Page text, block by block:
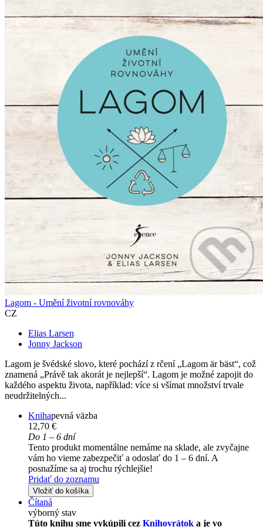
Lagom - Umění životní rovnováhy
CZ
Elias Larsen
Jonny Jackson
Lagom je švédské slovo, které pochází z rčení „Lagom är bäst“, což
znamená „Právě tak akorát je nejlepší“. Lagom je možné zapojit do
každého aspektu života, například: více si všímat množství trvale
neudržitelných...
Knihapevná väzba
12,70 €
Do 1 – 6 dní
Tento produkt momentálne nemáme na sklade, ale zvyčajne
vám ho vieme zabezpečiť a odoslať do 1 – 6 dní. A
posnažíme sa aj trochu rýchlejšie!
Pridať do zoznamu
Vložiť do košíka
Čítaná
výborný stav
Túto knihu sme vykúpili cez Knihovrátok a je vo